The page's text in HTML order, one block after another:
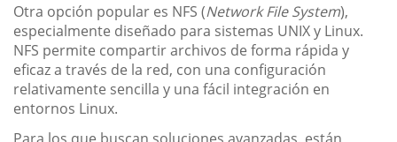
Otra opción popular es NFS (Network File System),
especialmente diseñado para sistemas UNIX y Linux.
NFS permite compartir archivos de forma rápida y
eficaz a través de la red, con una configuración
relativamente sencilla y una fácil integración en
entornos Linux.
Para los que buscan soluciones avanzadas, están